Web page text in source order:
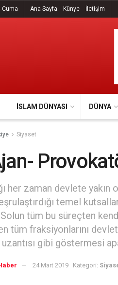
Cuma Ana Sayfa Künye İletişim
İSLAM DÜNYASI DÜNYA
Siyaset
her zaman devlete yakın
temel
tüm bu süreçten
tüm fraksiyonlarını
uzantısı gibi göstermesi
24 Mart 2019 Kategori: